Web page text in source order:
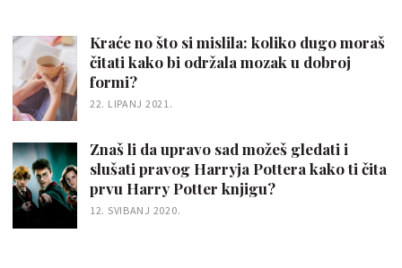
Kraće no što si mislila: koliko dugo moraš
čitati kako bi održala mozak u dobroj
formi?
22. LIPANJ 2021.
Znaš li da upravo sad možeš gledati i
slušati pravog Harryja Pottera kako ti čita
prvu Harry Potter knjigu?
12. SVIBANJ 2020.